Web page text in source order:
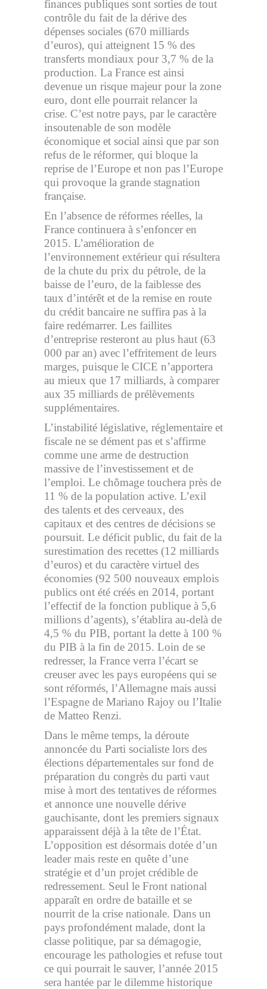
finances publiques sont sorties de tout
contrôle du fait de la dérive des
dépenses sociales (670 milliards
d’euros), qui atteignent 15 % des
transferts mondiaux pour 3,7 % de la
production. La France est ainsi
devenue un risque majeur pour la zone
euro, dont elle pourrait relancer la
crise. C’est notre pays, par le caractère
insoutenable de son modèle
économique et social ainsi que par son
refus de le réformer, qui bloque la
reprise de l’Europe et non pas l’Europe
qui provoque la grande stagnation
française.
En l’absence de réformes réelles, la
France continuera à s’enfoncer en
2015. L’amélioration de
l’environnement extérieur qui résultera
de la chute du prix du pétrole, de la
baisse de l’euro, de la faiblesse des
taux d’intérêt et de la remise en route
du crédit bancaire ne suffira pas à la
faire redémarrer. Les faillites
d’entreprise resteront au plus haut (63
000 par an) avec l’effritement de leurs
marges, puisque le CICE n’apportera
au mieux que 17 milliards, à comparer
aux 35 milliards de prélèvements
supplémentaires.
L’instabilité législative, réglementaire et
fiscale ne se dément pas et s’affirme
comme une arme de destruction
massive de l’investissement et de
l’emploi. Le chômage touchera près de
11 % de la population active. L’exil
des talents et des cerveaux, des
capitaux et des centres de décisions se
poursuit. Le déficit public, du fait de la
surestimation des recettes (12 milliards
d’euros) et du caractère virtuel des
économies (92 500 nouveaux emplois
publics ont été créés en 2014, portant
l’effectif de la fonction publique à 5,6
millions d’agents), s’établira au-delà de
4,5 % du PIB, portant la dette à 100 %
du PIB à la fin de 2015. Loin de se
redresser, la France verra l’écart se
creuser avec les pays européens qui se
sont réformés, l’Allemagne mais aussi
l’Espagne de Mariano Rajoy ou l’Italie
de Matteo Renzi.
Dans le même temps, la déroute
annoncée du Parti socialiste lors des
élections départementales sur fond de
préparation du congrès du parti vaut
mise à mort des tentatives de réformes
et annonce une nouvelle dérive
gauchisante, dont les premiers signaux
apparaissent déjà à la tête de l’État.
L’opposition est désormais dotée d’un
leader mais reste en quête d’une
stratégie et d’un projet crédible de
redressement. Seul le Front national
apparaît en ordre de bataille et se
nourrit de la crise nationale. Dans un
pays profondément malade, dont la
classe politique, par sa démagogie,
encourage les pathologies et refuse tout
ce qui pourrait le sauver, l’année 2015
sera hantée par le dilemme historique